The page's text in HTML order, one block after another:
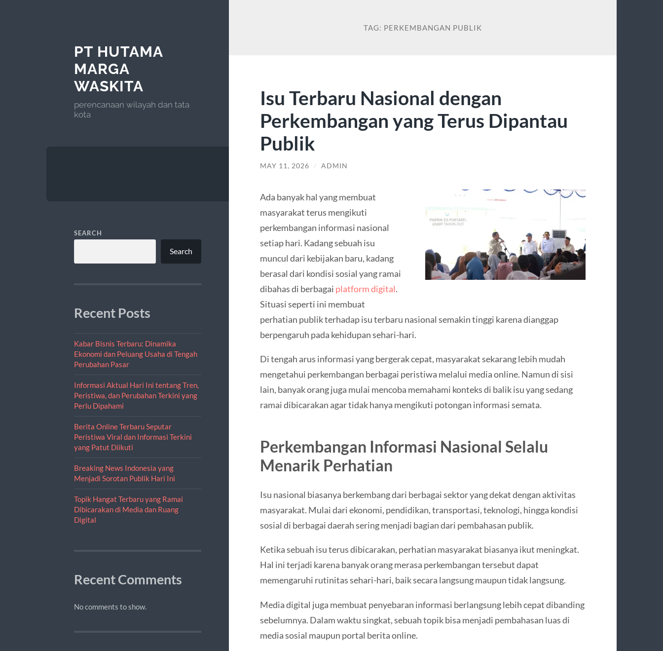
PT HUTAMA
MARGA
WASKITA
perencanaan wilayah dan tata
kota
SEARCH
Search
Recent Posts
Kabar Bisnis Terbaru: Dinamika
Ekonomi dan Peluang Usaha di Tengah
Perubahan Pasar
Informasi Aktual Hari Ini tentang Tren,
Peristiwa, dan Perubahan Terkini yang
Perlu Dipahami
Berita Online Terbaru Seputar
Peristiwa Viral dan Informasi Terkini
yang Patut Diikuti
Breaking News Indonesia yang
Menjadi Sorotan Publik Hari Ini
Topik Hangat Terbaru yang Ramai
Dibicarakan di Media dan Ruang
Digital
Recent Comments
No comments to show.
TAG: PERKEMBANGAN PUBLIK
Isu Terbaru Nasional dengan
Perkembangan yang Terus Dipantau
Publik
MAY 11, 2026 / ADMIN
Ada banyak hal yang membuat
masyarakat terus mengikuti
perkembangan informasi nasional
setiap hari. Kadang sebuah isu
muncul dari kebijakan baru, kadang
berasal dari kondisi sosial yang ramai
dibahas di berbagai platform digital.
Situasi seperti ini membuat
perhatian publik terhadap isu terbaru nasional semakin tinggi karena dianggap
berpengaruh pada kehidupan sehari-hari.
Di tengah arus informasi yang bergerak cepat, masyarakat sekarang lebih mudah
mengetahui perkembangan berbagai peristiwa melalui media online. Namun di sisi
lain, banyak orang juga mulai mencoba memahami konteks di balik isu yang sedang
ramai dibicarakan agar tidak hanya mengikuti potongan informasi semata.
Perkembangan Informasi Nasional Selalu
Menarik Perhatian
Isu nasional biasanya berkembang dari berbagai sektor yang dekat dengan aktivitas
masyarakat. Mulai dari ekonomi, pendidikan, transportasi, teknologi, hingga kondisi
sosial di berbagai daerah sering menjadi bagian dari pembahasan publik.
Ketika sebuah isu terus dibicarakan, perhatian masyarakat biasanya ikut meningkat.
Hal ini terjadi karena banyak orang merasa perkembangan tersebut dapat
memengaruhi rutinitas sehari-hari, baik secara langsung maupun tidak langsung.
Media digital juga membuat penyebaran informasi berlangsung lebih cepat dibanding
sebelumnya. Dalam waktu singkat, sebuah topik bisa menjadi pembahasan luas di
media sosial maupun portal berita online.